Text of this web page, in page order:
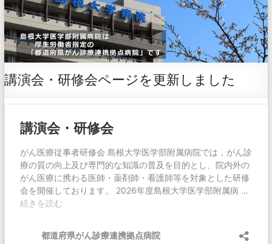
講演会・研修会ページを更新しました